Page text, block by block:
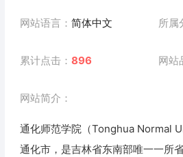
网站语言： 简体中文 所属
累计点击： 896 网站
网站简介：
通化师范学院（Tonghua Normal
通化市，是吉林省东南部唯一一所